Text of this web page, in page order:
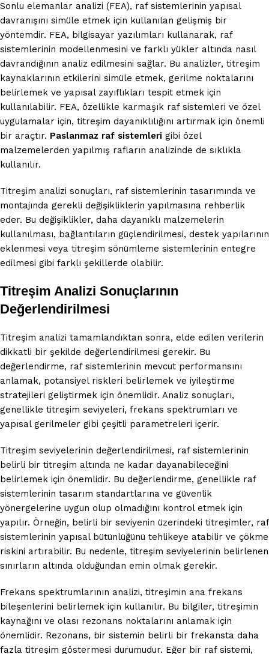
Sonlu elemanlar analizi (FEA), raf sistemlerinin yapısal
davranışını simüle etmek için kullanılan gelişmiş bir
yöntemdir. FEA, bilgisayar yazılımları kullanarak, raf
sistemlerinin modellenmesini ve farklı yükler altında nasıl
davrandığının analiz edilmesini sağlar. Bu analizler, titreşim
kaynaklarının etkilerini simüle etmek, gerilme noktalarını
belirlemek ve yapısal zayıflıkları tespit etmek için
kullanılabilir. FEA, özellikle karmaşık raf sistemleri ve özel
uygulamalar için, titreşim dayanıklılığını artırmak için önemli
bir araçtır. Paslanmaz raf sistemleri gibi özel
malzemelerden yapılmış rafların analizinde de sıklıkla
kullanılır.
Titreşim analizi sonuçları, raf sistemlerinin tasarımında ve
montajında gerekli değişikliklerin yapılmasına rehberlik
eder. Bu değişiklikler, daha dayanıklı malzemelerin
kullanılması, bağlantıların güçlendirilmesi, destek yapılarının
eklenmesi veya titreşim sönümleme sistemlerinin entegre
edilmesi gibi farklı şekillerde olabilir.
Titreşim Analizi Sonuçlarının
Değerlendirilmesi
Titreşim analizi tamamlandıktan sonra, elde edilen verilerin
dikkatli bir şekilde değerlendirilmesi gerekir. Bu
değerlendirme, raf sistemlerinin mevcut performansını
anlamak, potansiyel riskleri belirlemek ve iyileştirme
stratejileri geliştirmek için önemlidir. Analiz sonuçları,
genellikle titreşim seviyeleri, frekans spektrumları ve
yapısal gerilmeler gibi çeşitli parametreleri içerir.
Titreşim seviyelerinin değerlendirilmesi, raf sistemlerinin
belirli bir titreşim altında ne kadar dayanabileceğini
belirlemek için önemlidir. Bu değerlendirme, genellikle raf
sistemlerinin tasarım standartlarına ve güvenlik
yönergelerine uygun olup olmadığını kontrol etmek için
yapılır. Örneğin, belirli bir seviyenin üzerindeki titreşimler, raf
sistemlerinin yapısal bütünlüğünü tehlikeye atabilir ve çökme
riskini artırabilir. Bu nedenle, titreşim seviyelerinin belirlenen
sınırların altında olduğundan emin olmak gerekir.
Frekans spektrumlarının analizi, titreşimin ana frekans
bileşenlerini belirlemek için kullanılır. Bu bilgiler, titreşimin
kaynağını ve olası rezonans noktalarını anlamak için
önemlidir. Rezonans, bir sistemin belirli bir frekansta daha
fazla titreşim göstermesi durumudur. Eğer bir raf sistemi,